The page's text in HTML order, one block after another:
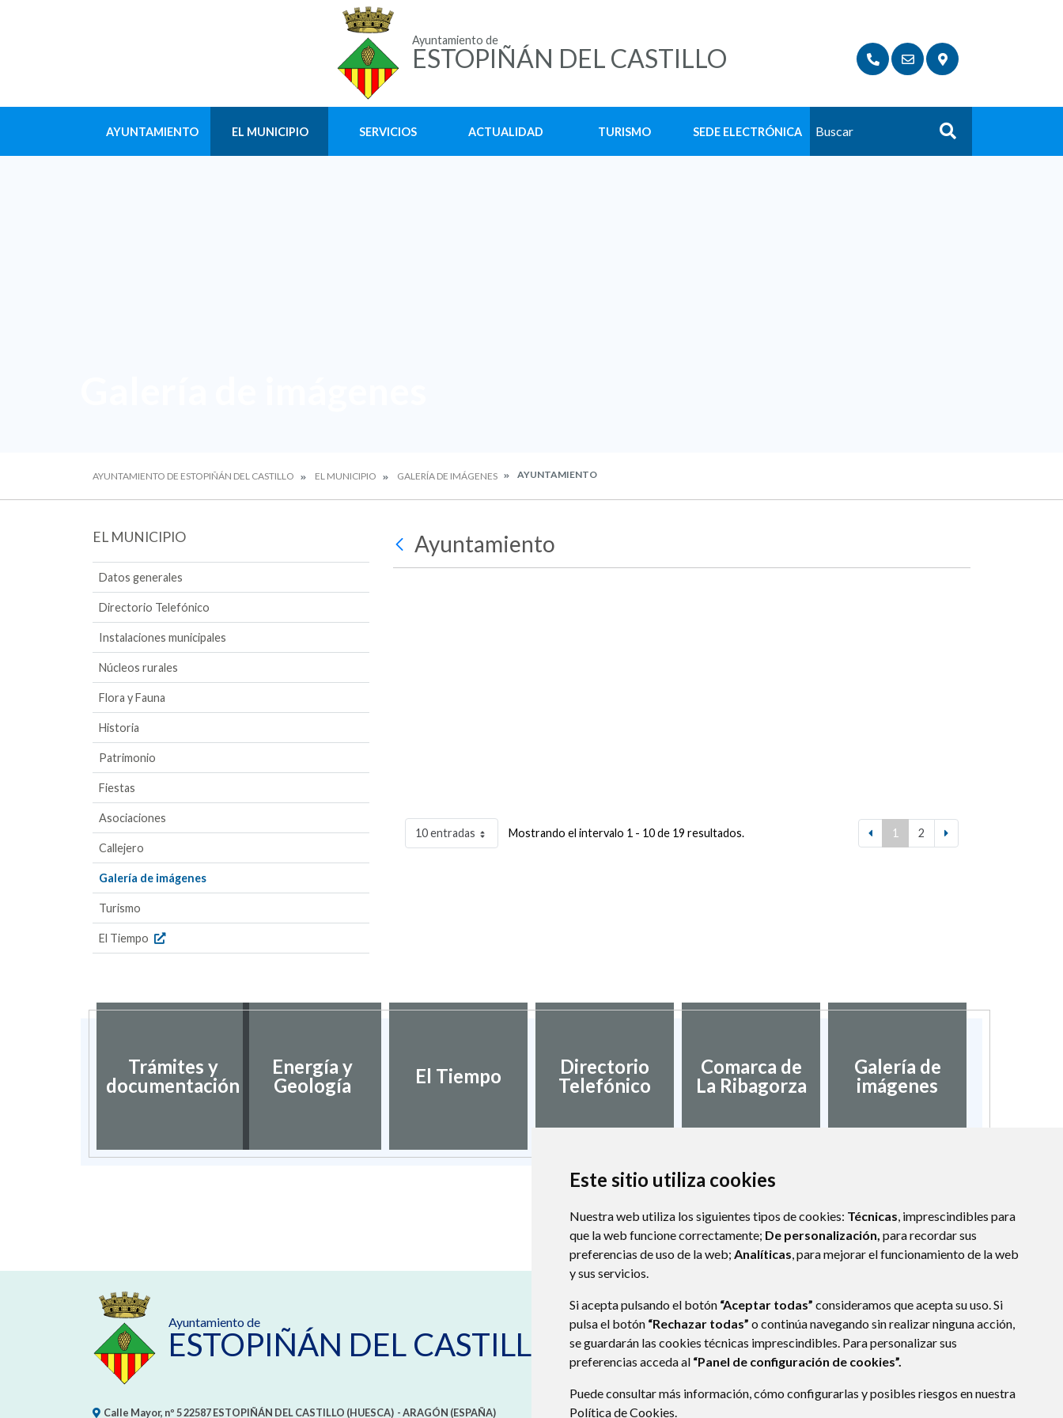
Este sitio utiliza cookies
Nuestra web utiliza los siguientes tipos de cookies: Técnicas, imprescindibles para
que la web funcione correctamente; De personalización, para recordar sus
preferencias de uso de la web; Analíticas, para mejorar el funcionamiento de la web
y sus servicios.
Si acepta pulsando el botón “Aceptar todas” consideramos que acepta su uso. Si
pulsa el botón “Rechazar todas” o continúa navegando sin realizar ninguna acción,
se guardarán las cookies técnicas imprescindibles. Para personalizar sus
preferencias acceda al “Panel de configuración de cookies”.
Puede consultar más información, cómo configurarlas y posibles riesgos en nuestra
Política de Cookies.
Ayuntamiento de
ESTOPIÑÁN DEL CASTILLO
AYUNTAMIENTO EL MUNICIPIO SERVICIOS ACTUALIDAD TURISMO SEDE ELECTRÓNICA Buscar
AYUNTAMIENTO DE ESTOPIÑÁN DEL CASTILLO EL MUNICIPIO GALERÍA DE IMÁGENES AYUNTAMIENTO
EL MUNICIPIO
Datos generales
Directorio Telefónico
Instalaciones municipales
Núcleos rurales
Flora y Fauna
Historia
Patrimonio
Fiestas
Asociaciones
Callejero
Galería de imágenes
Turismo
El Tiempo
Ayuntamiento
10 entradas Mostrando el intervalo 1 - 10 de 19 resultados. 1 2
Trámites y
documentación
Energía y
Geología
El Tiempo
Directorio
Telefónico
Comarca de
La Ribagorza
Galería de
imágenes
Ayuntamiento de
ESTOPIÑÁN DEL CASTILLO
Calle Mayor, nº 522587ESTOPIÑÁN DEL CASTILLO (HUESCA) - ARAGÓN (ESPAÑA)